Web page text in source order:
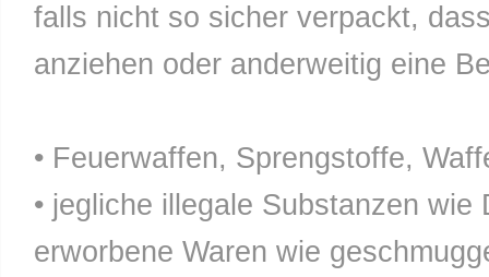
falls nicht so sicher verpackt,
anziehen oder anderweitig eine
• Feuerwaffen, Sprengstoffe,
• jegliche illegale Substanzen
erworbene Waren wie